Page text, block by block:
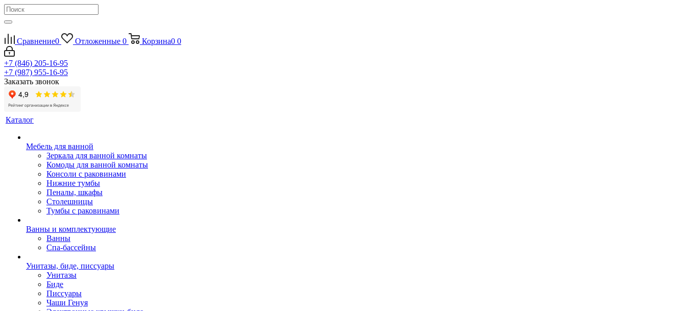
Сравнение0 Отложенные 0 Корзина0 0
+7 (846) 205-16-95
+7 (987) 955-16-95
Заказать звонок
Каталог
Мебель для ванной
Зеркала для ванной комнаты
Комоды для ванной комнаты
Консоли с раковинами
Нижние тумбы
Пеналы, шкафы
Столешницы
Тумбы с раковинами
Ванны и комплектующие
Ванны
Спа-бассейны
Унитазы, биде, писсуары
Унитазы
Биде
Писсуары
Чаши Генуя